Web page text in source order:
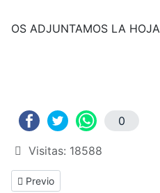
OS ADJUNTAMOS LA
0
Visitas: 18588
Previous article: Preguntas
Previo